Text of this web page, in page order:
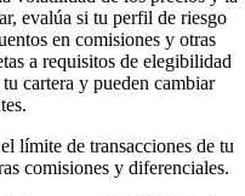
evalúa si tu perfil de riesgo
en comisiones y otras
a requisitos de elegibilidad
cartera y pueden cambiar
límite de transacciones de tu
comisiones y diferenciales.